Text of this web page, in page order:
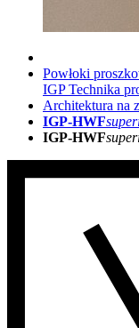
Powłoki
IGP Technika
Architektura na
IGP-HWF
IGP-HWF